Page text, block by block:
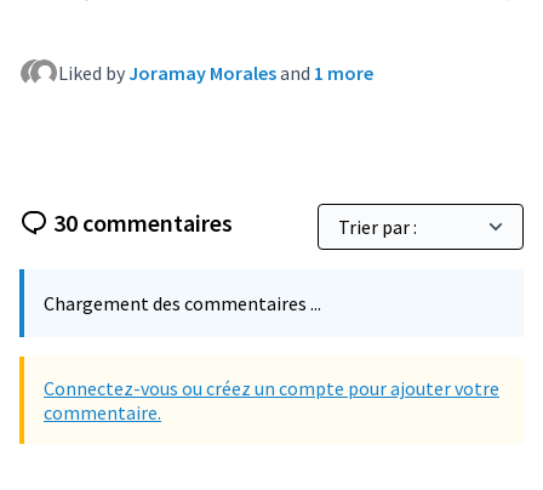
Liked byJoramay Moralesand 1 more
30 commentaires
Chargement des commentaires ...
Connectez-vous ou créez un compte pour ajouter votre
commentaire.